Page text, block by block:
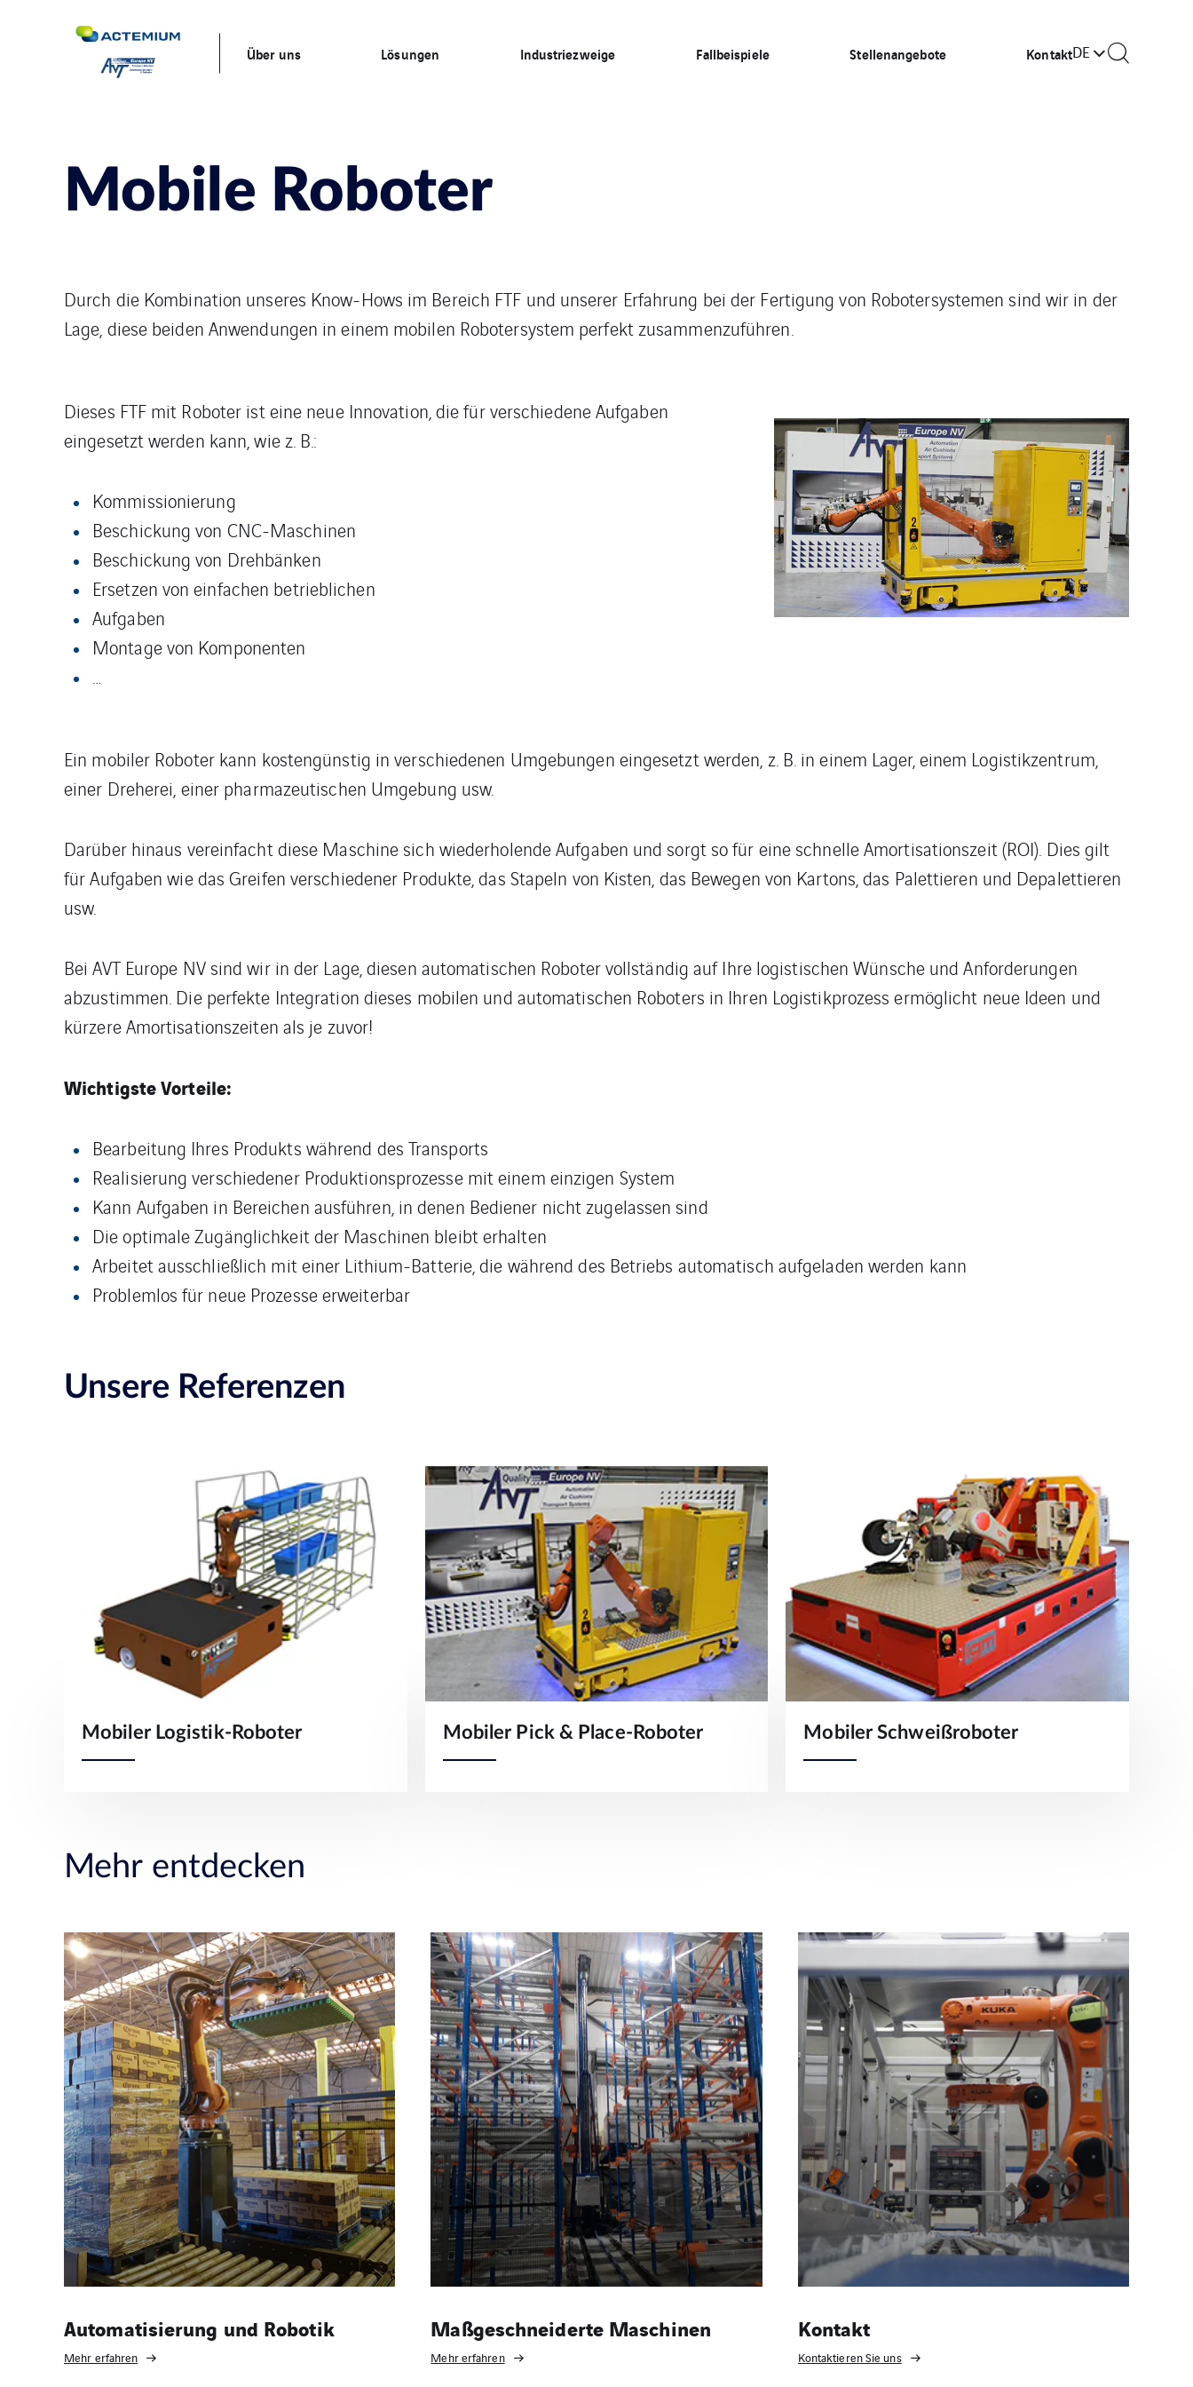
Über uns Lösungen Industriezweige Fallbeispiele Stellenangebote KontaktDE
Mobile Roboter
Durch die Kombination unseres Know-Hows im Bereich FTF und unserer Erfahrung bei der Fertigung von Robotersystemen sind wir in der
Lage, diese beiden Anwendungen in einem mobilen Robotersystem perfekt zusammenzuführen.
Dieses FTF mit Roboter ist eine neue Innovation, die für verschiedene Aufgaben
eingesetzt werden kann, wie z. B.:
Kommissionierung
Beschickung von CNC-Maschinen
Beschickung von Drehbänken
Ersetzen von einfachen betrieblichen
Aufgaben
Montage von Komponenten
…
Ein mobiler Roboter kann kostengünstig in verschiedenen Umgebungen eingesetzt werden, z. B. in einem Lager, einem Logistikzentrum,
einer Dreherei, einer pharmazeutischen Umgebung usw.
Darüber hinaus vereinfacht diese Maschine sich wiederholende Aufgaben und sorgt so für eine schnelle Amortisationszeit (ROI). Dies gilt
für Aufgaben wie das Greifen verschiedener Produkte, das Stapeln von Kisten, das Bewegen von Kartons, das Palettieren und Depalettieren
usw.
Bei AVT Europe NV sind wir in der Lage, diesen automatischen Roboter vollständig auf Ihre logistischen Wünsche und Anforderungen
abzustimmen. Die perfekte Integration dieses mobilen und automatischen Roboters in Ihren Logistikprozess ermöglicht neue Ideen und
kürzere Amortisationszeiten als je zuvor!
Wichtigste Vorteile:
Bearbeitung Ihres Produkts während des Transports
Realisierung verschiedener Produktionsprozesse mit einem einzigen System
Kann Aufgaben in Bereichen ausführen, in denen Bediener nicht zugelassen sind
Die optimale Zugänglichkeit der Maschinen bleibt erhalten
Arbeitet ausschließlich mit einer Lithium-Batterie, die während des Betriebs automatisch aufgeladen werden kann
Problemlos für neue Prozesse erweiterbar
Unsere Referenzen
Mobiler Logistik-Roboter Mobiler Pick & Place-Roboter Mobiler Schweißroboter
Mehr entdecken
Automatisierung und Robotik
Mehr erfahren
Maßgeschneiderte Maschinen
Mehr erfahren
Kontakt
Kontaktieren Sie uns